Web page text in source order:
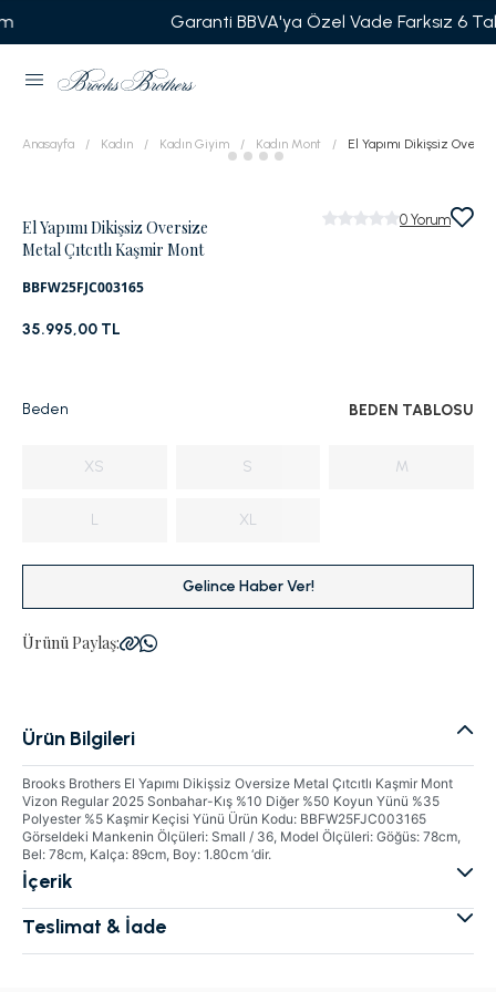
Garanti BBVA'ya Özel Vade Farksız 6 Taksit
Anasayfa Kadın Kadın Giyim Kadın Mont El Yapımı Dikişsiz
El Yapımı Dikişsiz Oversize
Metal Çıtcıtlı Kaşmir Mont
BBFW25FJC003165
0 Yorum
35.995,00 TL
Beden BEDEN TABLOSU
XS S M
L XL
Gelince Haber Ver!
Ürünü Paylaş:
Ürün Bilgileri
Brooks Brothers El Yapımı Dikişsiz Oversize Metal Çıtcıtlı Kaşmir Mont
Vizon Regular 2025 Sonbahar-Kış %10 Diğer %50 Koyun Yünü %35
Polyester %5 Kaşmir Keçisi Yünü Ürün Kodu: BBFW25FJC003165
Görseldeki Mankenin Ölçüleri: Small / 36, Model Ölçüleri: Göğüs: 78cm,
Bel: 78cm, Kalça: 89cm, Boy: 1.80cm ‘dir.
İçerik
Teslimat & İade